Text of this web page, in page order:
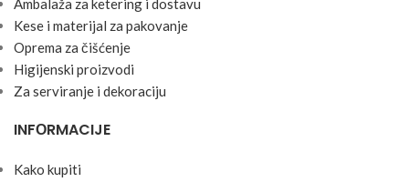
Ambalaža za ketering i dostavu
Kese i materijal za pakovanje
Oprema za čišćenje
Higijenski proizvodi
Za serviranje i dekoraciju
INFОRMACIJE
Kako kupiti